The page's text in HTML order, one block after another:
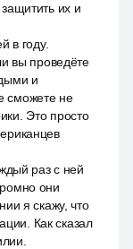
их и
в году.
вы проведёте
и
сможете не
Это просто
раз с ней
они
я скажу, что
Как сказал